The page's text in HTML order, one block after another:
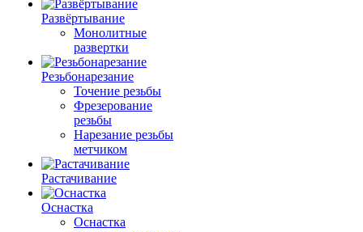
Развёртывание
Монолитные
развертки
Резьбонарезание
Точение резьбы
Фрезерование
резьбы
Нарезание резьбы
метчиком
Растачивание
Оснастка
Оснастка